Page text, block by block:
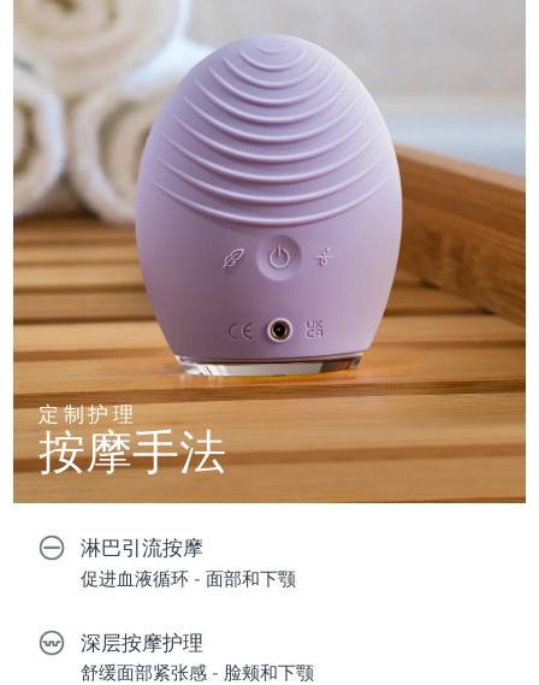
定制护理
按摩手法
淋巴引流按摩
促进血液循环 - 面部和下颚
深层按摩护理
舒缓面部紧张感 - 脸颊和下颚